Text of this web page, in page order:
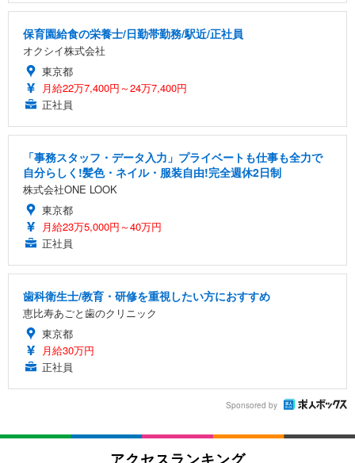
保育園給食の栄養士/日勤帯勤務/駅近/正社員
オクシイ株式会社
東京都
月給22万7,400円～24万7,400円
正社員
「事務スタッフ・データ入力」プライベートも仕事も全力で
自分らしく!髪色・ネイル・服装自由!完全週休2日制
株式会社ONE LOOK
東京都
月給23万5,000円～40万円
正社員
歯科衛生士/教育・研修を重視したい方におすすめ
恵比寿あごと歯のクリニック
東京都
月給30万円
正社員
Sponsored by
アクセスランキング